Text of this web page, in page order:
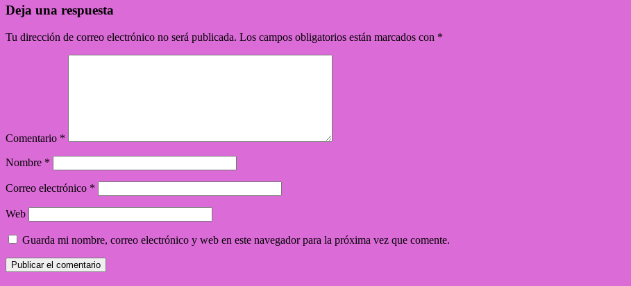
Deja una respuesta
Tu dirección de correo electrónico no será publicada. Los campos obligatorios están marcados con *
Comentario *
Nombre *
Correo electrónico *
Web
Guarda mi nombre, correo electrónico y web en este navegador para la próxima vez que comente.